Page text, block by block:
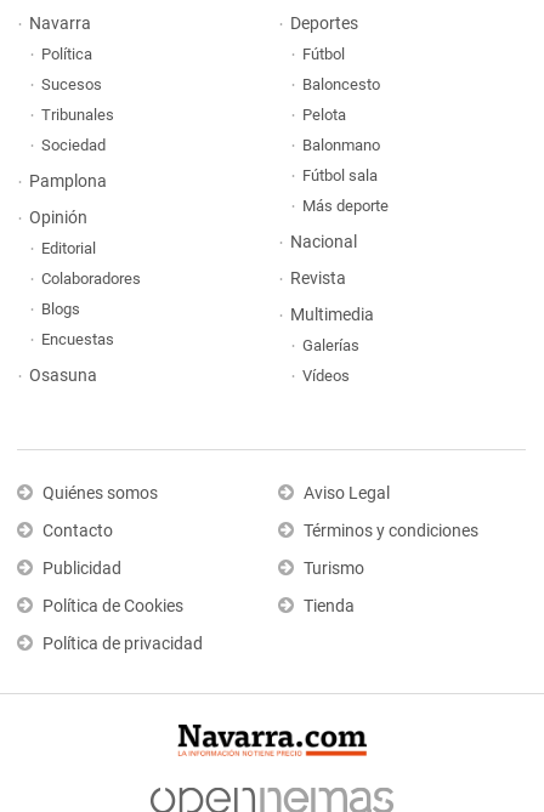
Navarra
Política
Sucesos
Tribunales
Sociedad
Pamplona
Opinión
Editorial
Colaboradores
Blogs
Encuestas
Osasuna
Deportes
Fútbol
Baloncesto
Pelota
Balonmano
Fútbol sala
Más deporte
Nacional
Revista
Multimedia
Galerías
Vídeos
Quiénes somos
Contacto
Publicidad
Política de Cookies
Política de privacidad
Aviso Legal
Términos y condiciones
Turismo
Tienda